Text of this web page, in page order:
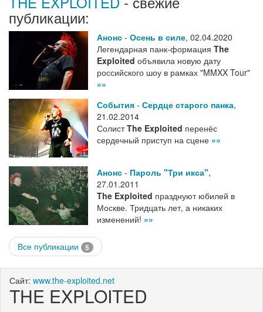
публикации:
Анонс - Осень в силе, 02.04.2020
Легендарная панк-формация The
Exploited объявила новую дату
российского шоу в рамках "MMXX Tour"
»»
События - Сердце старого панка,
21.02.2014
СолистThe Exploited перенёс
сердечный приступ на сцене »»
Анонс - Пароль "Три икса",
27.01.2011
The Exploited празднуют юбилей в
Москве. Тридцать лет, а никаких
изменений! »»
Все публикации 5
Сайт: www.the-exploited.net
THE EXPLOITED